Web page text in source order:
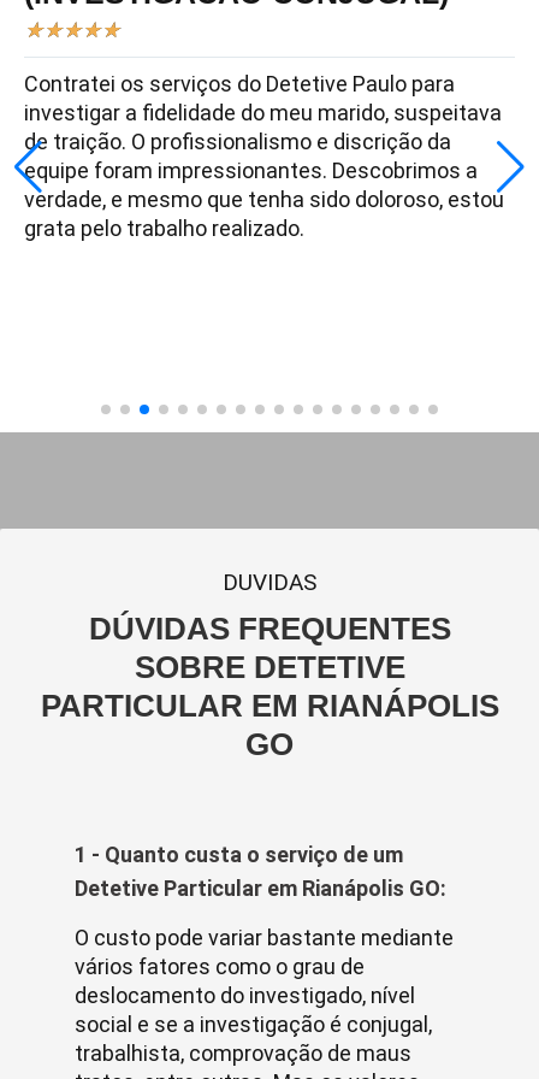
★★★★★
Contratei os serviços do Detetive Paulo para
investigar a fidelidade do meu marido, suspeitava
de traição. O profissionalismo e discrição da
equipe foram impressionantes. Descobrimos a
verdade, e mesmo que tenha sido doloroso, estou
grata pelo trabalho realizado.
DUVIDAS
DÚVIDAS FREQUENTES
SOBRE DETETIVE
PARTICULAR EM RIANÁPOLIS
GO
1 - Quanto custa o serviço de um
Detetive Particular em Rianápolis GO:
O custo pode variar bastante mediante
vários fatores como o grau de
deslocamento do investigado, nível
social e se a investigação é conjugal,
trabalhista, comprovação de maus